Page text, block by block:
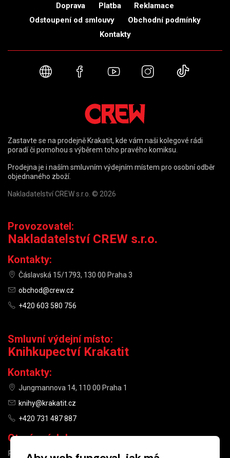
Doprava Platba
Reklamace
Odstoupení od smlouvy
Obchodní podmínky
Kontakty
Webové stránky
FacebookYouTubeInstagram
Zastavte se na prodejně Krakatit, kde vám naši kolegové rádi
poradí či pomohou s výběrem toho pravého komiksu.
Prodejna je i naším smluvním výdejním místem pro osobní odběr
objednaného zboží.
Nakladatelství CREW s.r.o. © 2026
Provozovatel:
Nakladatelství CREW s.r.o.
Kontakty:
Čáslavská 15/1793, 130 00 Praha 3
obchod@crew.cz
+420 603 580 756
Smluvní výdejní místo:
Knihkupectví Krakatit
Kontakty:
Jungmannova 14, 110 00 Praha 1
knihy@krakatit.cz
+420 731 487 887
Otevírací doba:
PO–PÁ 9:30–18:30